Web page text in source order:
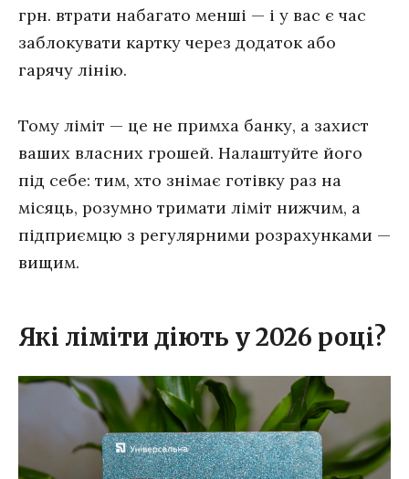
грн. втрати набагато менші — і у вас є час
заблокувати картку через додаток або
гарячу лінію.
Тому ліміт — це не примха банку, а захист
ваших власних грошей. Налаштуйте його
під себе: тим, хто знімає готівку раз на
місяць, розумно тримати ліміт нижчим, а
підприємцю з регулярними розрахунками —
вищим.
Які ліміти діють у 2026 році?